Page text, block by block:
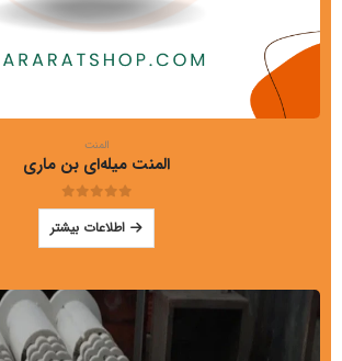
المنت
المنت میله‌ای بن ماری
0
out of 5
اطلاعات بیشتر